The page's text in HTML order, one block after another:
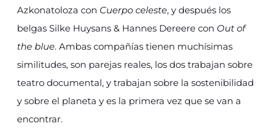
Azkonatoloza con Cuerpo celeste, y después los
belgas Silke Huysans & Hannes Dereere con Out of
the blue. Ambas compañías tienen muchísimas
similitudes, son parejas reales, los dos trabajan sobre
teatro documental, y trabajan sobre la sostenibilidad
y sobre el planeta y es la primera vez que se van a
encontrar.